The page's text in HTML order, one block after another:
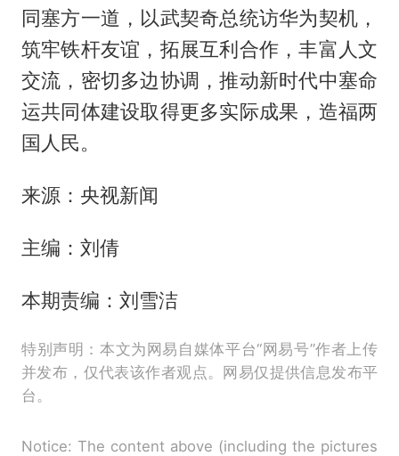
同塞方一道，以武契奇总统访华为契机，
筑牢铁杆友谊，拓展互利合作，丰富人文
交流，密切多边协调，推动新时代中塞命
运共同体建设取得更多实际成果，造福两
国人民。
来源：央视新闻
主编：刘倩
本期责编：刘雪洁
特别声明：本文为网易自媒体平台“网易号”作者上传
并发布，仅代表该作者观点。网易仅提供信息发布平
台。
Notice: The content above (including the pictures